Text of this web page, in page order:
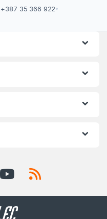
+387 35 366 922•